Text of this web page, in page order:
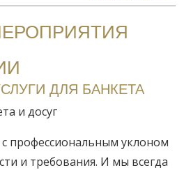
ДЛЯ БАНКЕТА
и досуг
профессиональным уклоном
и требования. И мы всегда